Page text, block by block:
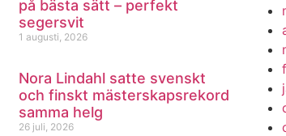
på bästa sätt – perfekt
segersvit
1 augusti, 2026
Nora Lindahl satte svenskt
och finskt mästerskapsrekord
samma helg
26 juli, 2026